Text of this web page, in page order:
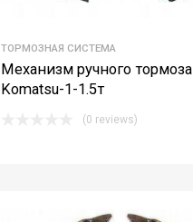
ТОРМОЗНАЯ СИСТЕМА
Механизм ручного тормоза
Komatsu-1-1.5т
(0 reviews)